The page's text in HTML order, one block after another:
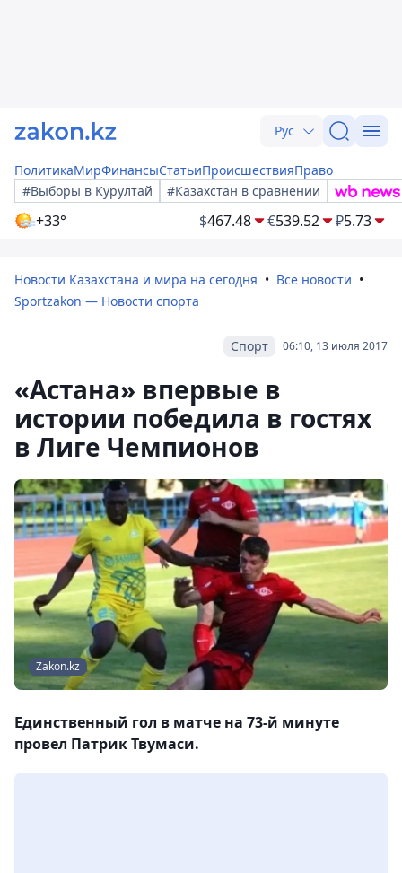
Рус
ПолитикаМирФинансыСтатьиПроисшествияПраво
#Выборы в Курултай
#Казахстан в сравнении
+33° $467.48 €539.52 ₽5.73
Новости Казахстана и мира на сегодня
Все новости
Sportzakon — Новости спорта
06:10, 13 июля 2017
Спорт
«Астана» впервые в
истории победила в гостях
в Лиге Чемпионов
Zakon.kz
Единственный гол в матче на 73-й минуте
провел Патрик Твумаси.